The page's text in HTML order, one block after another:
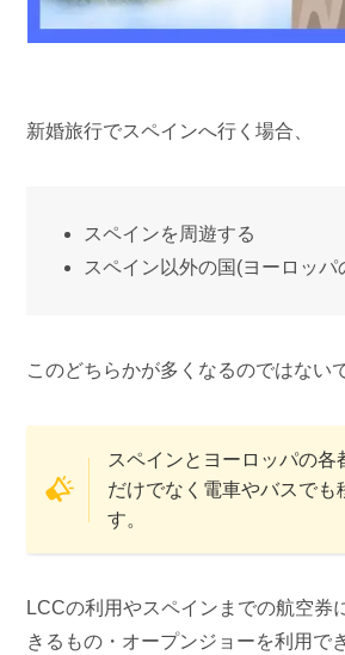
新婚旅行でスペインへ行く場合、
スペインを周遊する
スペイン以外の国(ヨーロッパ
このどちらかが多くなるのではない
スペインとヨーロッパの各
だけでなく電車やバスでも
す。
LCCの利用やスペインまでの航空券
きるもの・オープンジョーを利用で